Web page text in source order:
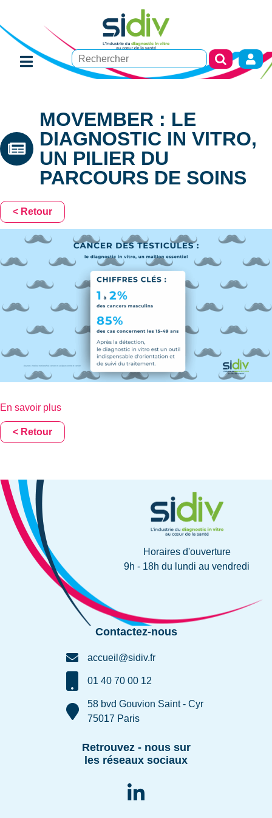
MOVEMBER : LE
DIAGNOSTIC IN VITRO,
UN PILIER DU
PARCOURS DE SOINS
< Retour
En savoir plus
< Retour
Horaires d'ouverture
9h - 18h du lundi au vendredi
Contactez-nous
accueil@sidiv.fr
01 40 70 00 12
58 bvd Gouvion Saint - Cyr
75017 Paris
Retrouvez - nous sur
les réseaux sociaux